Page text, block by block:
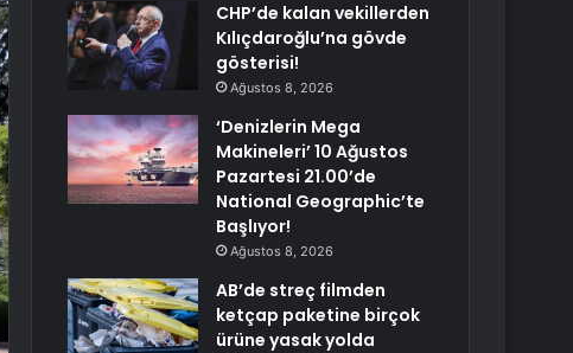
CHP’de kalan vekillerden
Kılıçdaroğlu’na gövde
gösterisi!
Ağustos 8, 2026
‘Denizlerin Mega
Makineleri’ 10 Ağustos
Pazartesi 21.00’de
National Geographic’te
Başlıyor!
Ağustos 8, 2026
AB’de streç filmden
ketçap paketine birçok
ürüne yasak yolda